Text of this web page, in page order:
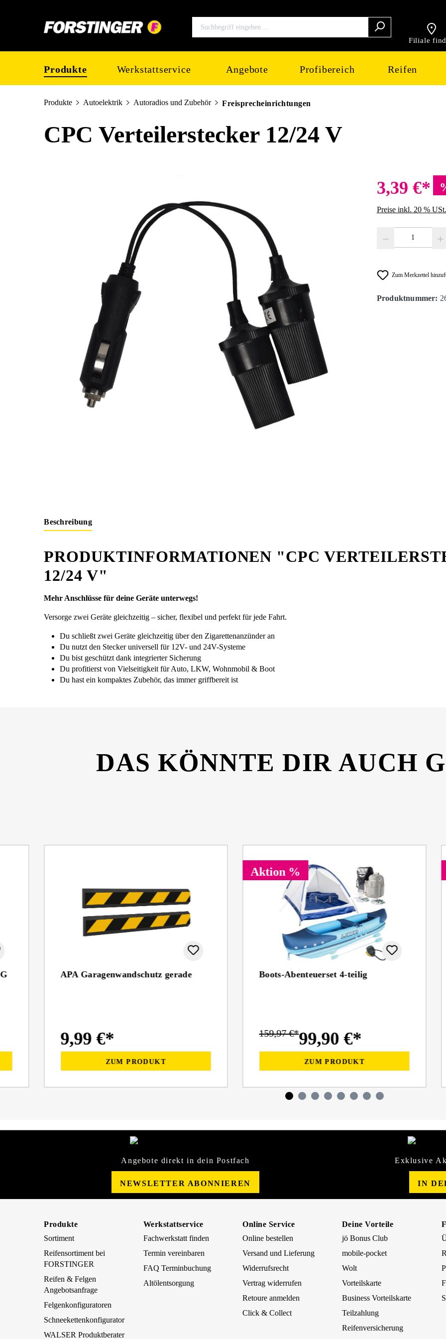
Filiale
Produkte Werkstattservice Angebote Profibereich Reifen
Produkte Autoelektrik Autoradios und Zubehör Freisprecheinrichtungen
CPC Verteilerstecker 12/24 V
3,39 €*
Preise inkl. 20 %
Zum Merkzettel
Produktnummer:
Beschreibung
PRODUKTINFORMATIONEN "CPC
12/24 V"
Mehr Anschlüsse für deine Geräte unterwegs!
Versorge zwei Geräte gleichzeitig – sicher, flexibel und perfekt für jede Fahrt.
Du schließt zwei Geräte gleichzeitig über den Zigarettenanzünder an
Du nutzt den Stecker universell für 12V- und 24V-Systeme
Du bist geschützt dank integrierter Sicherung
Du profitierst von Vielseitigkeit für Auto, LKW, Wohnmobil & Boot
Du hast ein kompaktes Zubehör, das immer griffbereit ist
DAS KÖNNTE DIR AUCH
APA Garagenwandschutz gerade
9,99 €*
ZUM PRODUKT
Aktion %
Boots-Abenteuerset 4-teilig
99,90 €*
159,97 €*
ZUM PRODUKT
Angebote direkt in dein Postfach
NEWSLETTER ABONNIEREN
Exklusive
IN
Produkte
Sortiment
Reifensortiment bei
FORSTINGER
Reifen & Felgen
Angebotsanfrage
Felgenkonfiguratoren
Schneekettenkonfigurator
WALSER Produktberater
Werkstattservice
Fachwerkstatt finden
Termin vereinbaren
FAQ Terminbuchung
Altölentsorgung
Online Service
Online bestellen
Versand und Lieferung
Widerrufsrecht
Vertrag widerrufen
Retoure anmelden
Click & Collect
Deine Vorteile
jö Bonus Club
mobile-pocket
Wolt
Vorteilskarte
Business Vorteilskarte
Teilzahlung
Reifenversicherung